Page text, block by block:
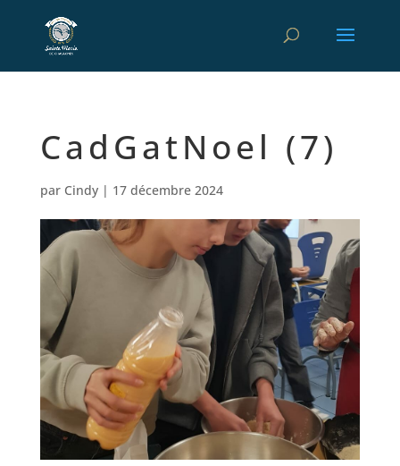
CadGatNoel (7)
par Cindy| 17 décembre 2024